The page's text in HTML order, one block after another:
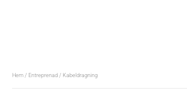
Hem/ Entreprenad / Kabeldragning